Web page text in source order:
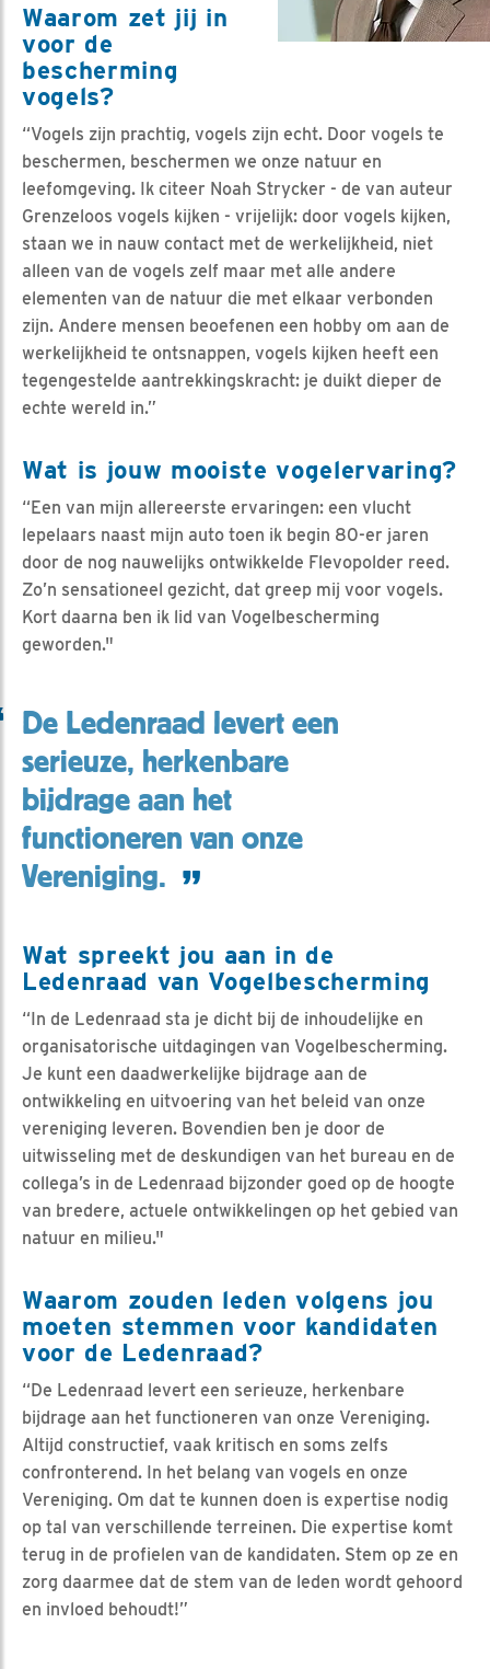
Waarom zet jij in
voor de
bescherming
vogels?
“Vogels zijn prachtig, vogels zijn echt. Door vogels te
beschermen, beschermen we onze natuur en
leefomgeving. Ik citeer Noah Strycker - de van auteur
Grenzeloos vogels kijken - vrijelijk: door vogels kijken,
staan we in nauw contact met de werkelijkheid, niet
alleen van de vogels zelf maar met alle andere
elementen van de natuur die met elkaar verbonden
zijn. Andere mensen beoefenen een hobby om aan de
werkelijkheid te ontsnappen, vogels kijken heeft een
tegengestelde aantrekkingskracht: je duikt dieper de
echte wereld in.”
Wat is jouw mooiste vogelervaring?
“Een van mijn allereerste ervaringen: een vlucht
lepelaars naast mijn auto toen ik begin 80-er jaren
door de nog nauwelijks ontwikkelde Flevopolder reed.
Zo’n sensationeel gezicht, dat greep mij voor vogels.
Kort daarna ben ik lid van Vogelbescherming
geworden."
De Ledenraad levert een
serieuze, herkenbare
bijdrage aan het
functioneren van onze
Vereniging.
Wat spreekt jou aan in de
Ledenraad van Vogelbescherming
“In de Ledenraad sta je dicht bij de inhoudelijke en
organisatorische uitdagingen van Vogelbescherming.
Je kunt een daadwerkelijke bijdrage aan de
ontwikkeling en uitvoering van het beleid van onze
vereniging leveren. Bovendien ben je door de
uitwisseling met de deskundigen van het bureau en de
collega’s in de Ledenraad bijzonder goed op de hoogte
van bredere, actuele ontwikkelingen op het gebied van
natuur en milieu."
Waarom zouden leden volgens jou
moeten stemmen voor kandidaten
voor de Ledenraad?
“De Ledenraad levert een serieuze, herkenbare
bijdrage aan het functioneren van onze Vereniging.
Altijd constructief, vaak kritisch en soms zelfs
confronterend. In het belang van vogels en onze
Vereniging. Om dat te kunnen doen is expertise nodig
op tal van verschillende terreinen. Die expertise komt
terug in de profielen van de kandidaten. Stem op ze en
zorg daarmee dat de stem van de leden wordt gehoord
en invloed behoudt!”